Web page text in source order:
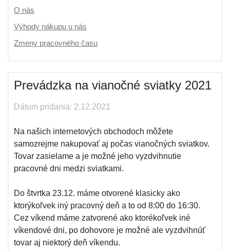
O nás
Výhody nákupu u nás
Zmeny pracovného času
Prevádzka na vianočné sviatky 2021
Dátum pridania: 2.12.2021
Na našich internetových obchodoch môžete
samozrejme nakupovať aj počas vianočných sviatkov.
Tovar zasielame a je možné jeho vyzdvihnutie
pracovné dni medzi sviatkami.
Do štvrtka 23.12. máme otvorené klasicky ako
ktorýkoľvek iný pracovný deň a to od 8:00 do 16:30.
Cez víkend máme zatvorené ako ktorékoľvek iné
víkendové dni, po dohovore je možné ale vyzdvihnúť
tovar aj niektorý deň víkendu.